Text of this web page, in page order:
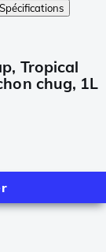
Spécifications
Tropical
chug, 1L